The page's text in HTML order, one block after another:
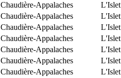
Chaudière-Appalaches
L'Islet
Chaudière-Appalaches
L'Islet
Chaudière-Appalaches
L'Islet
Chaudière-Appalaches
L'Islet
Chaudière-Appalaches
L'Islet
Chaudière-Appalaches
L'Islet
Chaudière-Appalaches
L'Islet